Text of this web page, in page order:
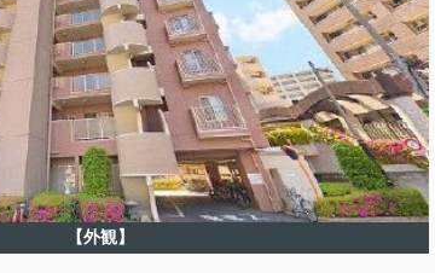
【外観】